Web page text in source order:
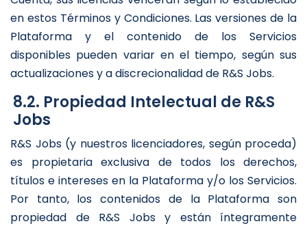
en estos Términos y Condiciones. Las versiones de la
Plataforma y el contenido de los Servicios
disponibles pueden variar en el tiempo, según sus
actualizaciones y a discrecionalidad de R&S Jobs.
8.2. Propiedad Intelectual de R&S
Jobs
R&S Jobs (y nuestros licenciadores, según proceda)
es propietaria exclusiva de todos los derechos,
títulos e intereses en la Plataforma y/o los Servicios.
Por tanto, los contenidos de la Plataforma son
propiedad de R&S Jobs y están íntegramente